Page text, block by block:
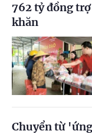
762 tỷ đồng
khăn
Chuyển từ